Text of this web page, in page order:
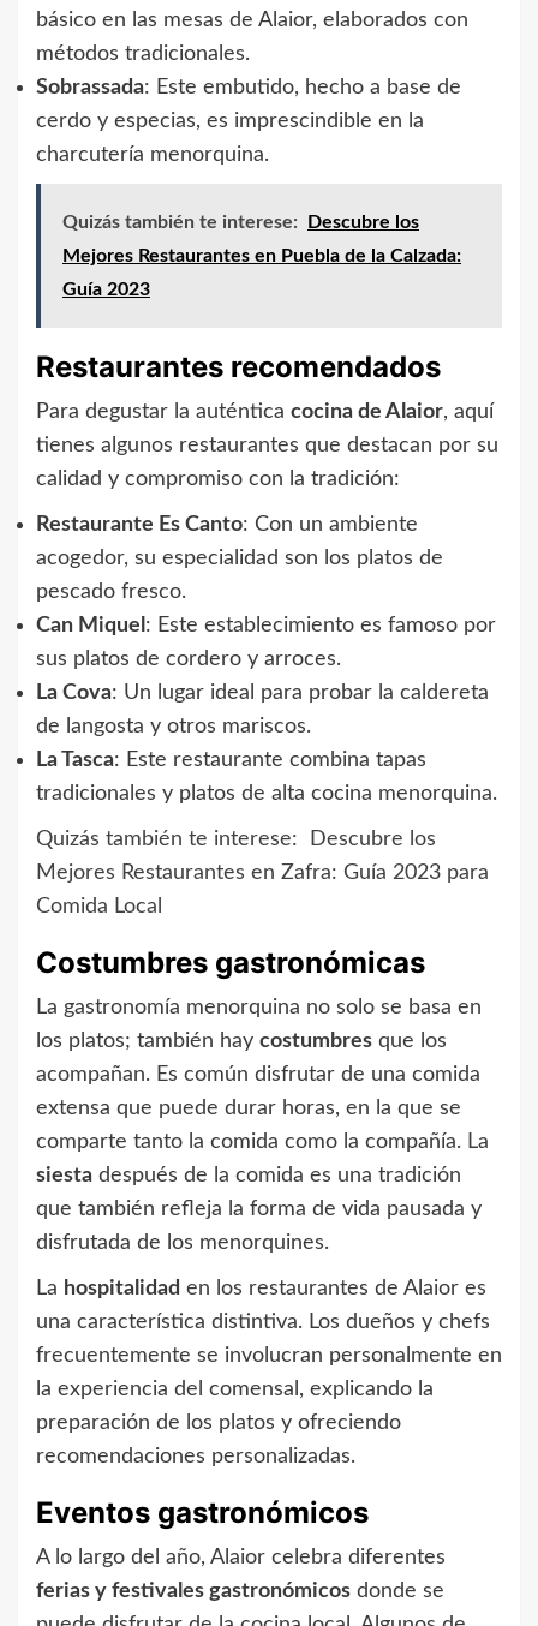
básico en las mesas de Alaior, elaborados con
métodos tradicionales.
Sobrassada: Este embutido, hecho a base de
cerdo y especias, es imprescindible en la
charcutería menorquina.
Quizás también te interese:
Descubre los
Mejores Restaurantes en Puebla de la Calzada:
Guía 2023
Restaurantes recomendados
Para degustar la auténtica cocina de Alaior, aquí
tienes algunos restaurantes que destacan por su
calidad y compromiso con la tradición:
Restaurante Es Canto: Con un ambiente
acogedor, su especialidad son los platos de
pescado fresco.
Can Miquel : Este establecimiento es famoso por
sus platos de cordero y arroces.
La Cova: Un lugar ideal para probar la caldereta
de langosta y otros mariscos.
La Tasca: Este restaurante combina tapas
tradicionales y platos de alta cocina menorquina.
Quizás también te interese:
Descubre los
Mejores Restaurantes en Zafra: Guía 2023 para
Comida Local
Costumbres gastronómicas
La gastronomía menorquina no solo se basa en
los platos; también hay costumbres que los
acompañan. Es común disfrutar de una comida
extensa que puede durar horas, en la que se
comparte tanto la comida como la compañía. La
siesta después de la comida es una tradición
que también refleja la forma de vida pausada y
disfrutada de los menorquines.
La hospitalidad en los restaurantes de Alaior es
una característica distintiva. Los dueños y chefs
frecuentemente se involucran personalmente en
la experiencia del comensal, explicando la
preparación de los platos y ofreciendo
recomendaciones personalizadas.
Eventos gastronómicos
A lo largo del año, Alaior celebra diferentes
ferias y festivales gastronómicos donde se